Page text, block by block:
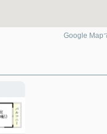
Google Map